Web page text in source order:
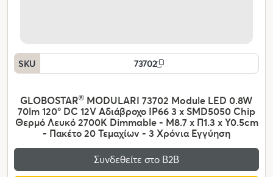
SKU 73702
GLOBOSTAR® MODULARI 73702 Module LED 0.8W
70lm 120° DC 12V Αδιάβροχο IP66 3 x SMD5050 Chip
Θερμό Λευκό 2700K Dimmable - Μ8.7 x Π1.3 x Υ0.5cm
- Πακέτο 20 Τεμαχίων - 3 Χρόνια Εγγύηση
Συνδεθείτε στο Β2Β